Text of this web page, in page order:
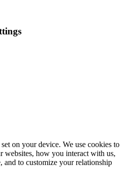
on your device. We use cookies to
websites, how you interact with us,
and to customize your relationship